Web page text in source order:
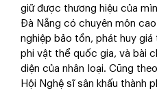
giữ được thương hiệu của
Đà Nẵng có chuyên môn
nghiệp bảo tồn, phát huy
phi vật thể quốc gia, và bài
diện của nhân loại. Cũng
Hội Nghệ sĩ sân khấu thành